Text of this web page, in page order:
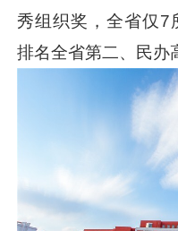
秀组织奖，全省仅7
排名全省第二、民办